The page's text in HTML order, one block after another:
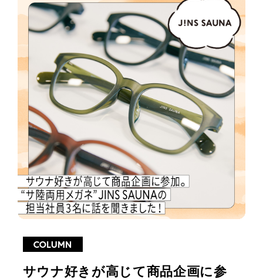
COLUMN
サウナ好きが高じて商品企画に参